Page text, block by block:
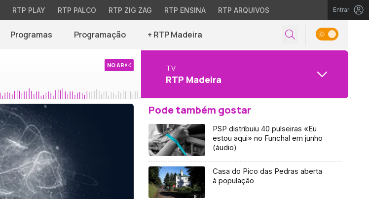
RTP PLAY RTP PALCO RTP ZIG ZAG RTP ENSINA RTP ARQUIVOS Entrar
Programas Programação + RTP Madeira
NO AR TV
RTP Madeira
Pode também gostar
PSP distribuiu 40 pulseiras «Eu
estou aqui» no Funchal em junho
(áudio)
Casa do Pico das Pedras aberta
à população